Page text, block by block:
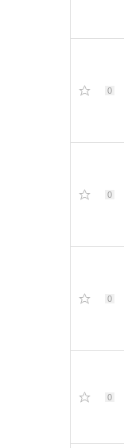
0
0
0
0